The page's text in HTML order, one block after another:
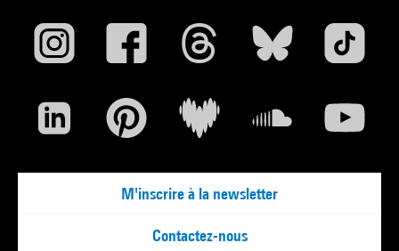
M'inscrire à la newsletter
Contactez-nous